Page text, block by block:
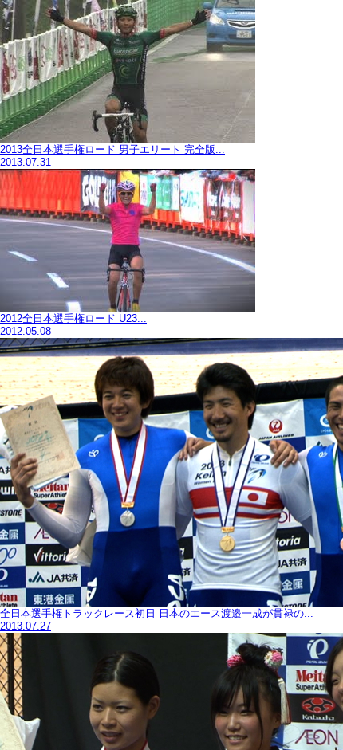
2013全日本選手権ロード 男子エリート 完全版...
2013.07.31
2012全日本選手権ロード U23...
2012.05.08
全日本選手権トラックレース初日 日本のエース渡邉一成が貫禄の...
2013.07.27